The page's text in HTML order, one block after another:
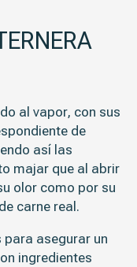
al vapor, con sus
de
así las
majar que al abrir
olor como por su
carne real.
asegurar un
ingredientes